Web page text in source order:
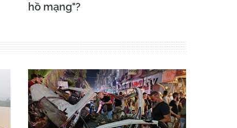
hồ mạng"?